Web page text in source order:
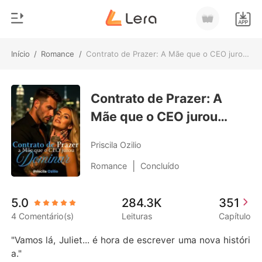
Início / Romance / Contrato de Prazer: A Mãe que o CEO jurou Dominar
0
Loja
Histórico
Sair
Baixar App
Gênero
Moderno
Lobisomem
Contos
Bilionários
Contrato de Prazer: A
Mãe que o CEO jurou
Priscila Ozilio
Romance Concluído
5.0
4 Comentário(s)
284.3K
Leituras
351
Capítulo
"Vamos lá, Juliet... é hora de escrever uma nova históri
a."